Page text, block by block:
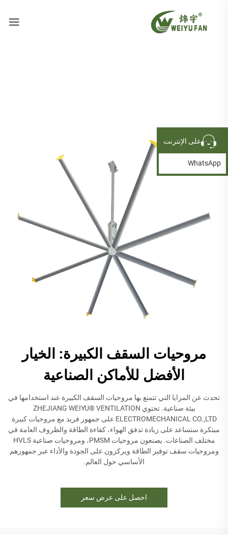
مروحيات السقف الكبيرة: الخيار
الأفضل للأماكن الصناعية
تحدث عن المزايا التي تتمتع بها مروحيات السقف الكبيرة عند استخدامها في
بيئة صناعية. تحتوي ZHEJIANG WEIYU® VENTILATION
ELECTROMECHANICAL CO.,LTD على جمهور فريد مع مروحيات كبيرة
مبتكرة ستساعد على زيادة تدفق الهواء، كفاءة الطاقة والظروف العامة في
مختلف الصناعات. يصنعون مروحيات PMSM، ومروحيات صناعية HVLS
ومروحيات سقف توفير الطاقة ويركزون على الجودة والأداء عبر جمهورهم
الأساسي حول العالم.
احصل على عرض سعر
على الإنترنت
WhatsApp